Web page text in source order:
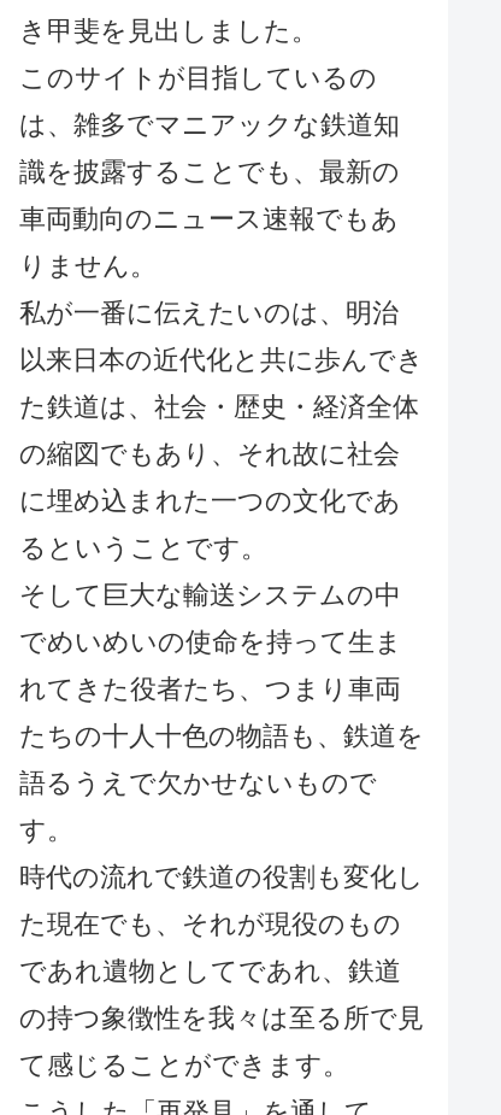
き甲斐を見出しました。
このサイトが目指しているの
は、雑多でマニアックな鉄道知
識を披露することでも、最新の
車両動向のニュース速報でもあ
りません。
私が一番に伝えたいのは、明治
以来日本の近代化と共に歩んでき
た鉄道は、社会・歴史・経済全体
の縮図でもあり、それ故に社会
に埋め込まれた一つの文化であ
るということです。
そして巨大な輸送システムの中
でめいめいの使命を持って生ま
れてきた役者たち、つまり車両
たちの十人十色の物語も、鉄道を
語るうえで欠かせないもので
す。
時代の流れで鉄道の役割も変化し
た現在でも、それが現役のもの
であれ遺物としてであれ、鉄道
の持つ象徴性を我々は至る所で見
て感じることができます。